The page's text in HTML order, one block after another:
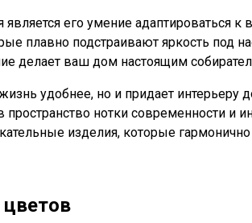
его умение адаптироваться
плавно подстраивают яркость под
делает ваш дом настоящим
удобнее, но и придает интерьеру
пространство нотки современности
изделия, которые